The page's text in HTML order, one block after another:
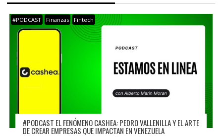
#PODCAST Finanzas Fintech
#PODCAST EL FENÓMENO CASHEA: PEDRO VALLENILLA Y EL ARTE
DE CREAR EMPRESAS QUE IMPACTAN EN VENEZUELA